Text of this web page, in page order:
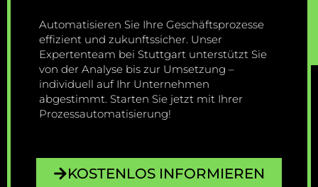
Automatisieren Sie Ihre Geschäftsprozesse
effizient und zukunftssicher. Unser
Expertenteam bei Stuttgart unterstützt Sie
von der Analyse bis zur Umsetzung –
individuell auf Ihr Unternehmen
abgestimmt. Starten Sie jetzt mit Ihrer
Prozessautomatisierung!
KOSTENLOS INFORMIEREN